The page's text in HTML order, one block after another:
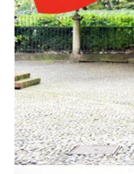
ShowBiz
News Cinema
News Musica
News Spettacolo